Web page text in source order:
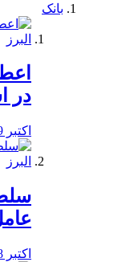
بانک
در
اکتبر 19, 2019
اکتبر 18, 2019